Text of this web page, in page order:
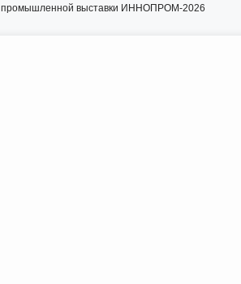
промышленной выставки ИННОПРОМ-2026